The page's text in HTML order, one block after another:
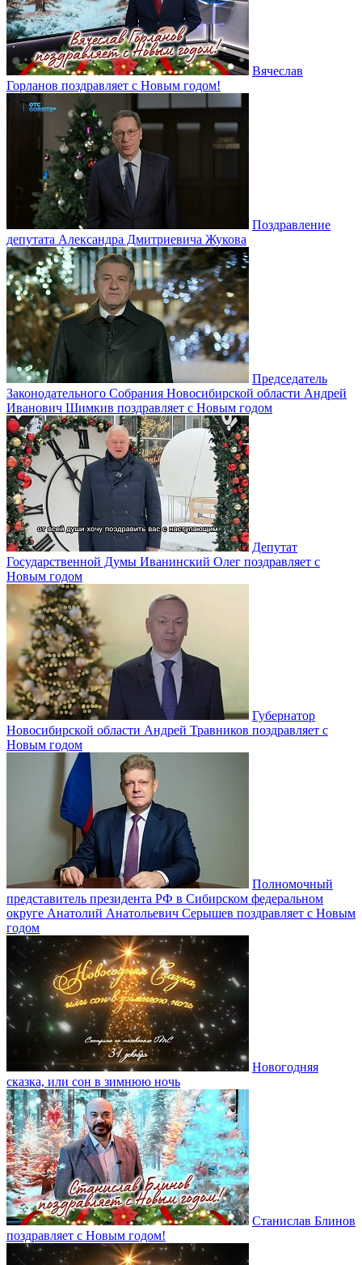
Вячеслав
Горланов поздравляет с Новым годом!
Поздравление
депутата Александра Дмитриевича Жукова
Председатель
Законодательного Собрания Новосибирской области Андрей
Иванович Шимкив поздравляет с Новым годом
Депутат
Государственной Думы Иванинский Олег поздравляет с
Новым годом
Губернатор
Новосибирской области Андрей Травников поздравляет с
Новым годом
Полномочный
представитель президента РФ в Сибирском федеральном
округе Анатолий Анатольевич Серышев поздравляет с Новым
годом
Новогодняя
сказка, или сон в зимнюю ночь
Станислав Блинов
поздравляет с Новым годом!